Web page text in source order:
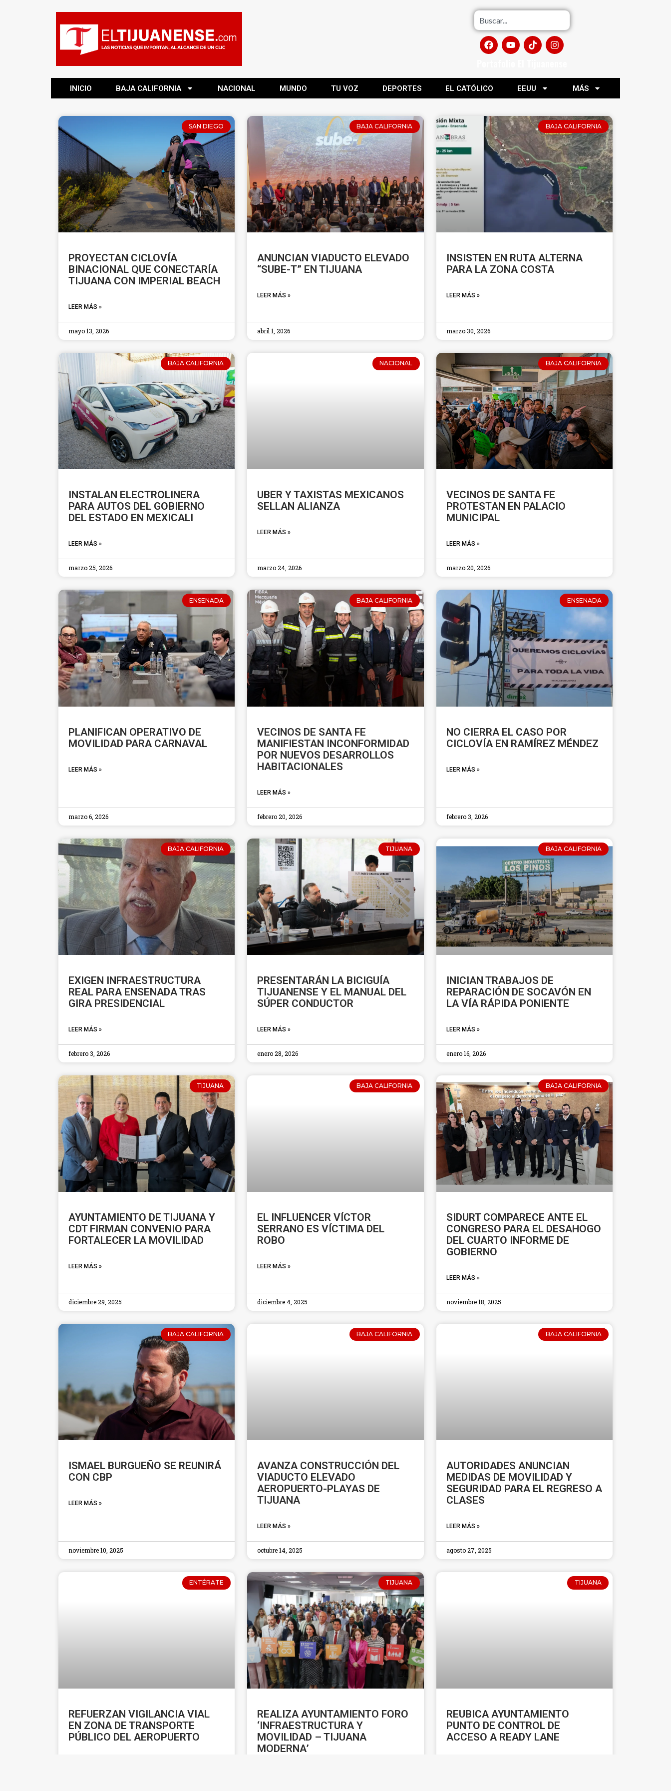
INICIO BAJA CALIFORNIA NACIONAL MUNDO TU VOZ DEPORTES EL CATÓLICO EEUU MÁS
SAN DIEGO
PROYECTAN CICLOVÍA
BINACIONAL QUE CONECTARÍA
TIJUANA CON IMPERIAL BEACH
LEER MÁS »
mayo 13, 2026
BAJA CALIFORNIA
ANUNCIAN VIADUCTO ELEVADO
“SUBE-T” EN TIJUANA
LEER MÁS »
abril 1, 2026
BAJA CALIFORNIA
INSISTEN EN RUTA ALTERNA
PARA LA ZONA COSTA
LEER MÁS »
marzo 30, 2026
BAJA CALIFORNIA
INSTALAN ELECTROLINERA
PARA AUTOS DEL GOBIERNO
DEL ESTADO EN MEXICALI
LEER MÁS »
marzo 25, 2026
NACIONAL
UBER Y TAXISTAS MEXICANOS
SELLAN ALIANZA
LEER MÁS »
marzo 24, 2026
BAJA CALIFORNIA
VECINOS DE SANTA FE
PROTESTAN EN PALACIO
MUNICIPAL
LEER MÁS »
marzo 20, 2026
ENSENADA
PLANIFICAN OPERATIVO DE
MOVILIDAD PARA CARNAVAL
LEER MÁS »
marzo 6, 2026
BAJA CALIFORNIA
VECINOS DE SANTA FE
MANIFIESTAN INCONFORMIDAD
POR NUEVOS DESARROLLOS
HABITACIONALES
LEER MÁS »
febrero 20, 2026
ENSENADA
NO CIERRA EL CASO POR
CICLOVÍA EN RAMÍREZ MÉNDEZ
LEER MÁS »
febrero 3, 2026
BAJA CALIFORNIA
EXIGEN INFRAESTRUCTURA
REAL PARA ENSENADA TRAS
GIRA PRESIDENCIAL
LEER MÁS »
febrero 3, 2026
TIJUANA
PRESENTARÁN LA BICIGUÍA
TIJUANENSE Y EL MANUAL DEL
SÚPER CONDUCTOR
LEER MÁS »
enero 28, 2026
BAJA CALIFORNIA
INICIAN TRABAJOS DE
REPARACIÓN DE SOCAVÓN EN
LA VÍA RÁPIDA PONIENTE
LEER MÁS »
enero 16, 2026
TIJUANA
AYUNTAMIENTO DE TIJUANA Y
CDT FIRMAN CONVENIO PARA
FORTALECER LA MOVILIDAD
LEER MÁS »
diciembre 29, 2025
BAJA CALIFORNIA
EL INFLUENCER VÍCTOR
SERRANO ES VÍCTIMA DEL
ROBO
LEER MÁS »
diciembre 4, 2025
BAJA CALIFORNIA
SIDURT COMPARECE ANTE EL
CONGRESO PARA EL DESAHOGO
DEL CUARTO INFORME DE
GOBIERNO
LEER MÁS »
noviembre 18, 2025
BAJA CALIFORNIA
ISMAEL BURGUEÑO SE REUNIRÁ
CON CBP
LEER MÁS »
noviembre 10, 2025
BAJA CALIFORNIA
AVANZA CONSTRUCCIÓN DEL
VIADUCTO ELEVADO
AEROPUERTO-PLAYAS DE
TIJUANA
LEER MÁS »
octubre 14, 2025
BAJA CALIFORNIA
AUTORIDADES ANUNCIAN
MEDIDAS DE MOVILIDAD Y
SEGURIDAD PARA EL REGRESO A
CLASES
LEER MÁS »
agosto 27, 2025
ENTÉRATE
REFUERZAN VIGILANCIA VIAL
EN ZONA DE TRANSPORTE
PÚBLICO DEL AEROPUERTO
TIJUANA
REALIZA AYUNTAMIENTO FORO
‘INFRAESTRUCTURA Y
MOVILIDAD – TIJUANA
MODERNA’
TIJUANA
REUBICA AYUNTAMIENTO
PUNTO DE CONTROL DE
ACCESO A READY LANE